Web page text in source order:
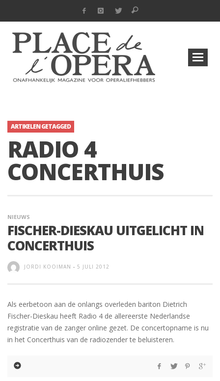
ARTIKELEN GETAGGED
RADIO 4
CONCERTHUIS
NIEUWS
FISCHER-DIESKAU UITGELICHT IN
CONCERTHUIS
JORDI KOOIMAN - 5 JULI 2012
Als eerbetoon aan de onlangs overleden bariton Dietrich
Fischer-Dieskau heeft Radio 4 de allereerste Nederlandse
registratie van de zanger online gezet. De concertopname is nu
in het Concerthuis van de radiozender te beluisteren.